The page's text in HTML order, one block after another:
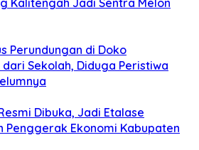
Perundungan di Doko
Sekolah, Diduga Peristiwa
Dibuka, Jadi Etalase
Penggerak Ekonomi Kabupaten